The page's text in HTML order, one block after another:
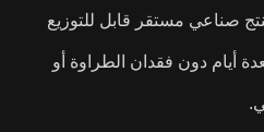
صناعي مستقر قابل للتوزيع
أيام دون فقدان الطراوة أو